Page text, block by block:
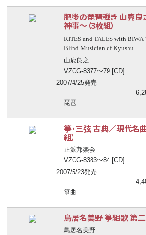
肥後の琵琶弾き 山鹿良
神事〜（3枚組）
RITES and TALES with BIWA
Blind Musician of Kyushu
山鹿良之
VZCG-8377〜79 [CD]
2007/4/25発売
琵琶
箏・三弦 古典／現代名曲
組）
正派邦楽会
VZCG-8383〜84 [CD]
2007/5/23発売
箏曲
鳥居名美野 箏組歌 第二
鳥居名美野